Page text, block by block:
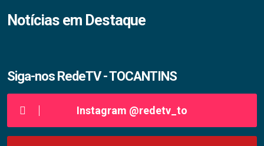
Notícias em Destaque
Siga-nos RedeTV - TOCANTINS
Instagram @redetv_to